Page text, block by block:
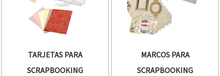
TARJETAS PARA
SCRAPBOOKING
MARCOS PARA
SCRAPBOOKING